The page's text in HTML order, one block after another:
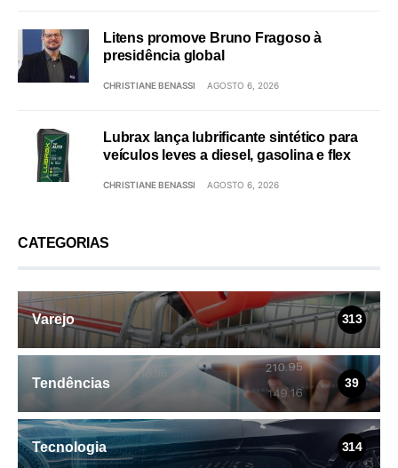
Litens promove Bruno Fragoso à
presidência global
CHRISTIANE BENASSI AGOSTO 6, 2026
Lubrax lança lubrificante sintético para
veículos leves a diesel, gasolina e flex
CHRISTIANE BENASSI AGOSTO 6, 2026
CATEGORIAS
Varejo 313
Tendências 39
Tecnologia 314